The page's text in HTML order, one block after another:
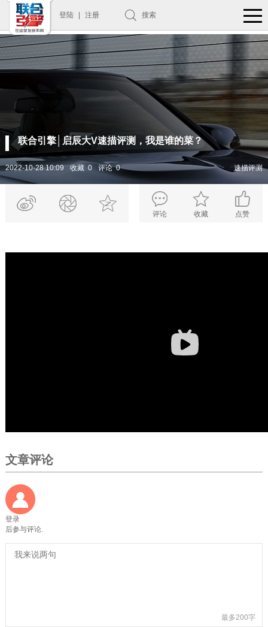
登陆 注册 搜索
联合引擎│启辰大V速描评测，我是谁的菜？
2022-10-28 10:09 收藏 0 评论 0 速描评测
评论 收藏 点赞
文章评论
登录
后参与评论.
最多200字